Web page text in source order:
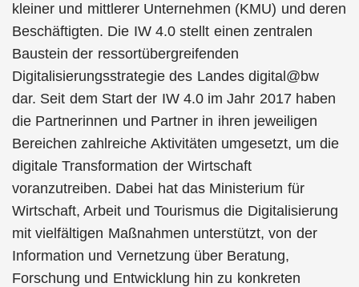
kleiner und mittlerer Unternehmen (KMU) und deren
Beschäftigten. Die IW 4.0 stellt einen zentralen
Baustein der ressortübergreifenden
Digitalisierungsstrategie des Landes digital@bw
dar. Seit dem Start der IW 4.0 im Jahr 2017 haben
die Partnerinnen und Partner in ihren jeweiligen
Bereichen zahlreiche Aktivitäten umgesetzt, um die
digitale Transformation der Wirtschaft
voranzutreiben. Dabei hat das Ministerium für
Wirtschaft, Arbeit und Tourismus die Digitalisierung
mit vielfältigen Maßnahmen unterstützt, von der
Information und Vernetzung über Beratung,
Forschung und Entwicklung hin zu konkreten